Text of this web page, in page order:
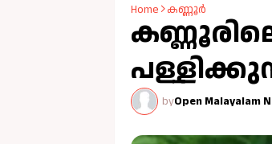
Home കണ്ണൂർ
byOpen Malayalam